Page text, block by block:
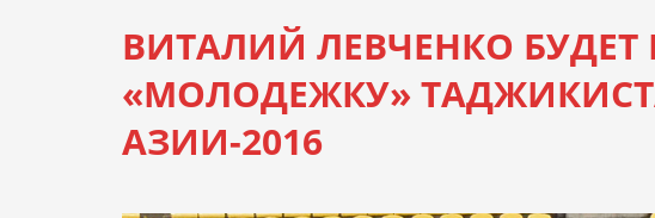
ВИТАЛИЙ ЛЕВЧЕНКО БУДЕТ
«МОЛОДЕЖКУ»
АЗИИ-2016